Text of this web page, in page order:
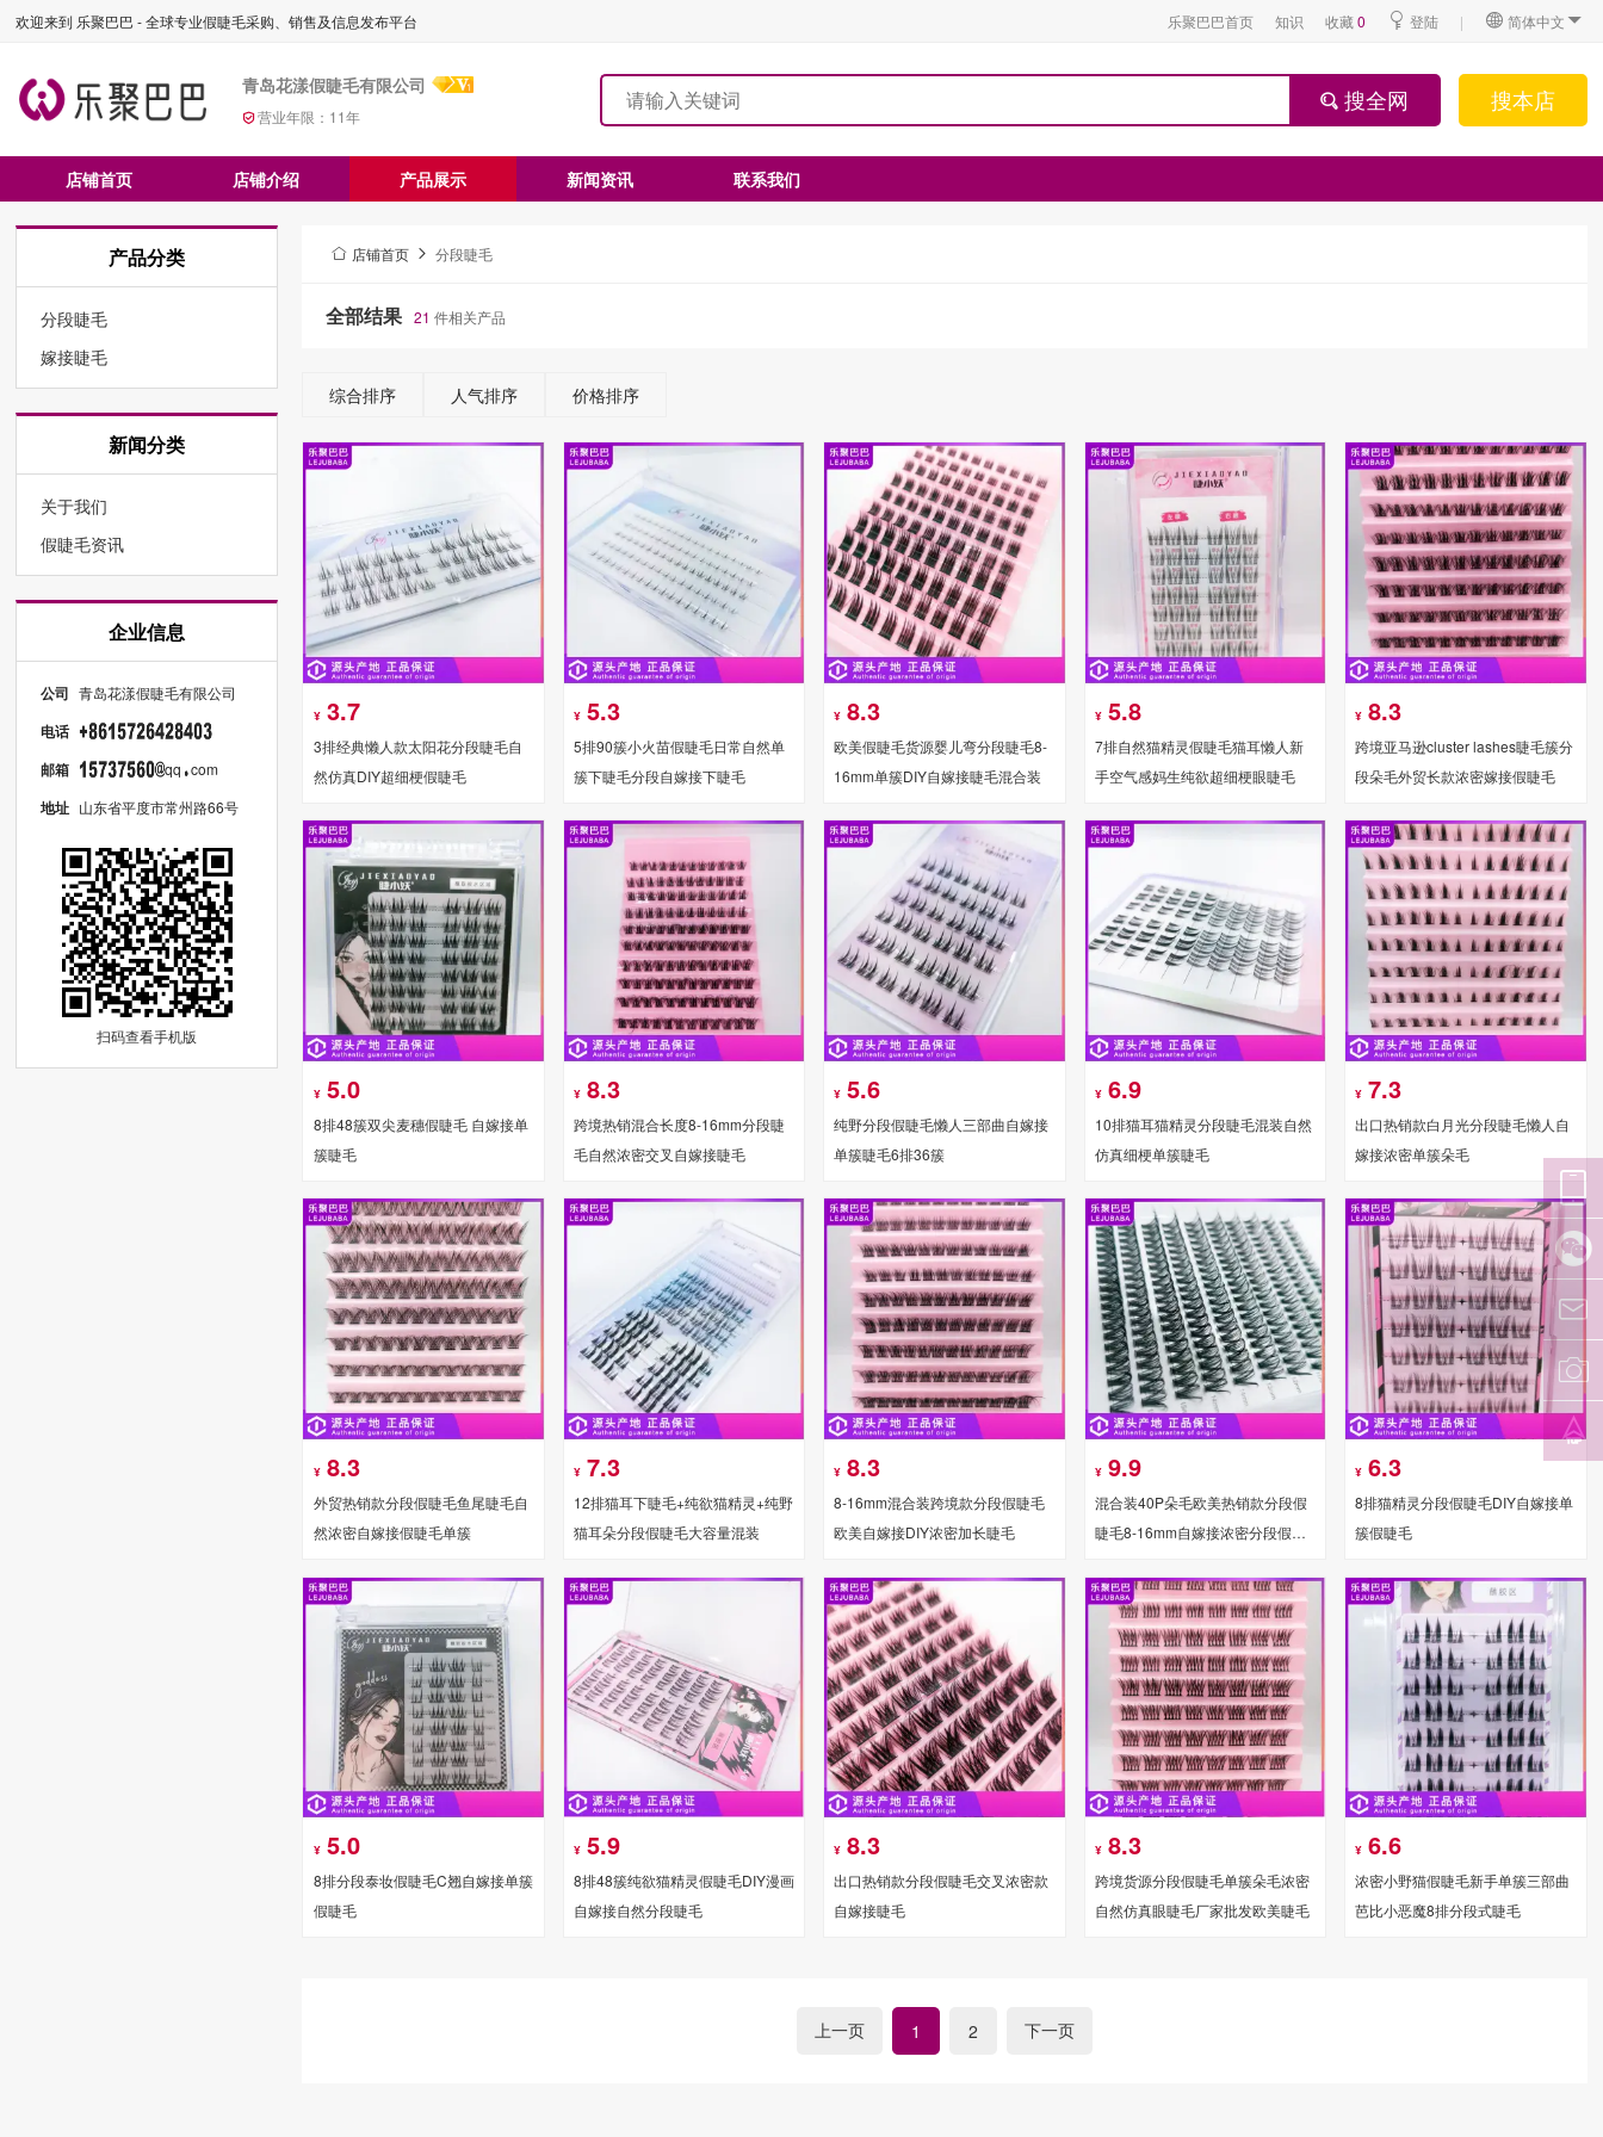
欢迎来到 乐聚巴巴 - 全球专业假睫毛采购、销售及信息发布平台 乐聚巴巴首页 知识 收藏0 登陆 | 简体中文
青岛花漾假睫毛有限公司
营业年限： 11年
搜全网 搜本店
店铺首页 店铺介绍 产品展示 新闻资讯 联系我们
产品分类
分段睫毛
嫁接睫毛
新闻分类
关于我们
假睫毛资讯
企业信息
公司 青岛花漾假睫毛有限公司
电话
邮箱
qq com
地址 山东省平度市常州路66号
扫码查看手机版
店铺首页 分段睫毛
全部结果 21件相关产品
综合排序 人气排序 价格排序
¥ 3.7
3排经典懒人款太阳花分段睫毛自
然仿真DIY超细梗假睫毛
¥ 5.3
5排90簇小火苗假睫毛日常自然单
簇下睫毛分段自嫁接下睫毛
¥ 8.3
欧美假睫毛货源婴儿弯分段睫毛8-
16mm单簇DIY自嫁接睫毛混合装
¥ 5.8
7排自然猫精灵假睫毛猫耳懒人新
手空气感妈生纯欲超细梗眼睫毛
¥ 8.3
跨境亚马逊cluster lashes睫毛簇分
段朵毛外贸长款浓密嫁接假睫毛
¥ 5.0
8排48簇双尖麦穗假睫毛 自嫁接单
簇睫毛
¥ 8.3
跨境热销混合长度8-16mm分段睫
毛自然浓密交叉自嫁接睫毛
¥ 5.6
纯野分段假睫毛懒人三部曲自嫁接
单簇睫毛6排36簇
¥ 6.9
10排猫耳猫精灵分段睫毛混装自然
仿真细梗单簇睫毛
¥ 7.3
出口热销款白月光分段睫毛懒人自
嫁接浓密单簇朵毛
¥ 8.3
外贸热销款分段假睫毛鱼尾睫毛自
然浓密自嫁接假睫毛单簇
¥ 7.3
12排猫耳下睫毛+纯欲猫精灵+纯野
猫耳朵分段假睫毛大容量混装
¥ 8.3
8-16mm混合装跨境款分段假睫毛
欧美自嫁接DIY浓密加长睫毛
¥ 9.9
混合装40P朵毛欧美热销款分段假
睫毛8-16mm自嫁接浓密分段假睫
¥ 6.3
8排猫精灵分段假睫毛DIY自嫁接单
簇假睫毛
¥ 5.0
8排分段泰妆假睫毛C翘自嫁接单簇
假睫毛
¥ 5.9
8排48簇纯欲猫精灵假睫毛DIY漫画
自嫁接自然分段睫毛
¥ 8.3
出口热销款分段假睫毛交叉浓密款
自嫁接睫毛
¥ 8.3
跨境货源分段假睫毛单簇朵毛浓密
自然仿真眼睫毛厂家批发欧美睫毛
¥ 6.6
浓密小野猫假睫毛新手单簇三部曲
芭比小恶魔8排分段式睫毛
上一页 1 2 下一页